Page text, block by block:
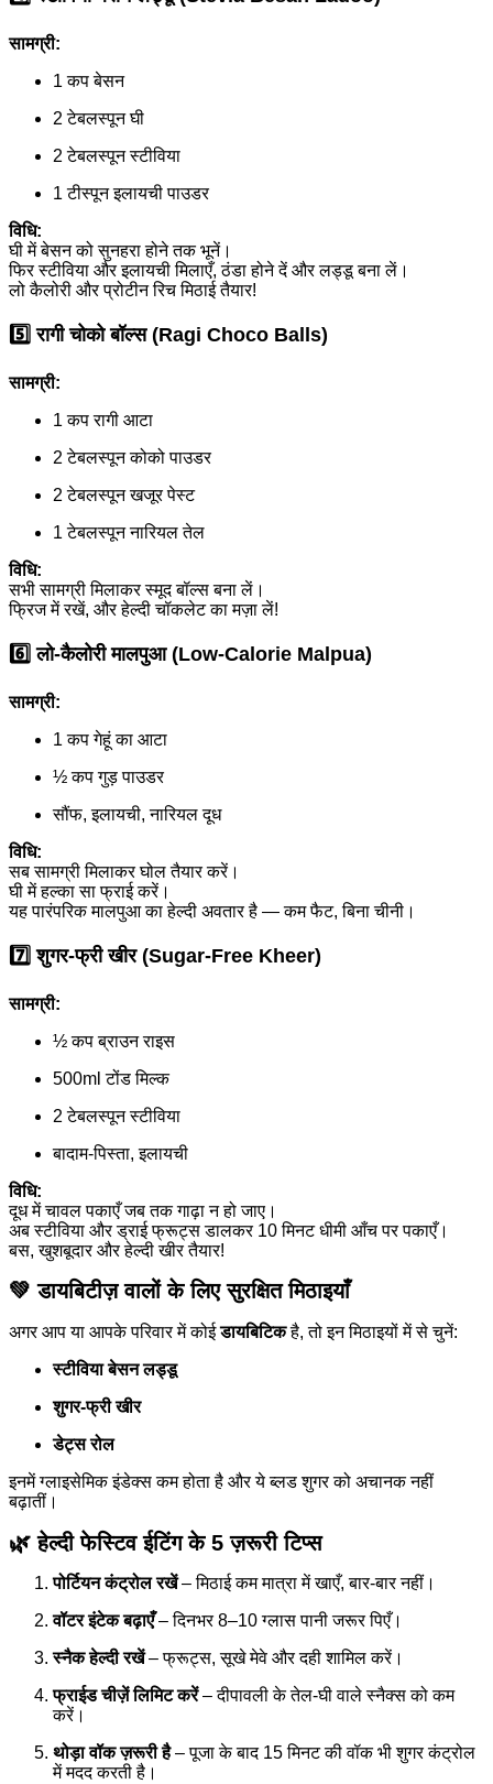
सामग्री:
1 कप बेसन
2 टेबलस्पून घी
2 टेबलस्पून स्टीविया
1 टीस्पून इलायची पाउडर
विधि:
घी में बेसन को सुनहरा होने तक भूनें।
फिर स्टीविया और इलायची मिलाएँ, ठंडा होने दें और लड्डू बना लें।
लो कैलोरी और प्रोटीन रिच मिठाई तैयार!
5️⃣रागी चोको बॉल्स (Ragi Choco Balls)
सामग्री:
1 कप रागी आटा
2 टेबलस्पून कोको पाउडर
2 टेबलस्पून खजूर पेस्ट
1 टेबलस्पून नारियल तेल
विधि:
सभी सामग्री मिलाकर स्मूद बॉल्स बना लें।
फ्रिज में रखें, और हेल्दी चॉकलेट का मज़ा लें!
6️⃣लो-कैलोरी मालपुआ (Low-Calorie Malpua)
सामग्री:
1 कप गेहूं का आटा
½ कप गुड़ पाउडर
सौंफ, इलायची, नारियल दूध
विधि:
सब सामग्री मिलाकर घोल तैयार करें।
घी में हल्का सा फ्राई करें।
यह पारंपरिक मालपुआ का हेल्दी अवतार है — कम फैट, बिना चीनी।
7️⃣शुगर-फ्री खीर (Sugar-Free Kheer)
सामग्री:
½ कप ब्राउन राइस
500ml टोंड मिल्क
2 टेबलस्पून स्टीविया
बादाम-पिस्ता, इलायची
विधि:
दूध में चावल पकाएँ जब तक गाढ़ा न हो जाए।
अब स्टीविया और ड्राई फ्रूट्स डालकर 10 मिनट धीमी आँच पर पकाएँ।
बस, खुशबूदार और हेल्दी खीर तैयार!
💚 डायबिटीज़ वालों के लिए सुरक्षित मिठाइयाँ
अगर आप या आपके परिवार में कोईडायबिटिकहै, तो इन मिठाइयों में से चुनें:
स्टीविया बेसन लड्डू
शुगर-फ्री खीर
डेट्स रोल
इनमें ग्लाइसेमिक इंडेक्स कम होता है और ये ब्लड शुगर को अचानक नहीं
बढ़ातीं।
🌿 हेल्दी फेस्टिव ईटिंग के 5 ज़रूरी टिप्स
पोर्टियन कंट्रोल रखें– मिठाई कम मात्रा में खाएँ, बार-बार नहीं।
वॉटर इंटेक बढ़ाएँ– दिनभर 8–10 ग्लास पानी जरूर पिएँ।
स्नैक हेल्दी रखें– फ्रूट्स, सूखे मेवे और दही शामिल करें।
फ्राईड चीज़ें लिमिट करें– दीपावली के तेल-घी वाले स्नैक्स को कम
करें।
थोड़ा वॉक ज़रूरी है– पूजा के बाद 15 मिनट की वॉक भी शुगर कंट्रोल
में मदद करती है।